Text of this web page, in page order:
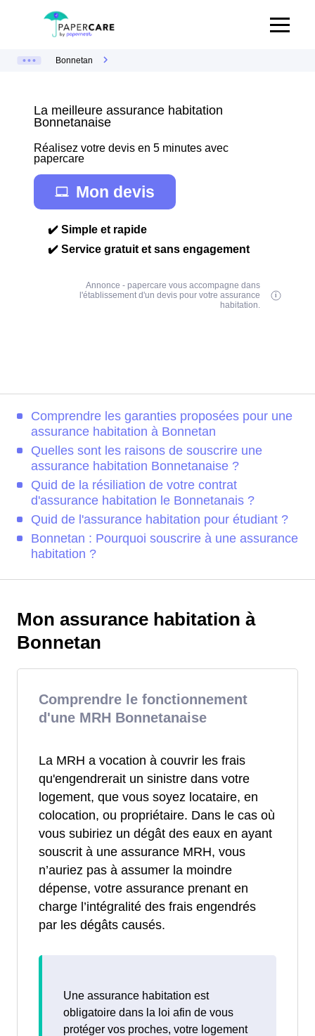
Bonnetan
La meilleure assurance habitation
Bonnetanaise
Réalisez votre devis en 5 minutes avec
papercare
Mon devis
✔️ Simple et rapide
✔️ Service gratuit et sans engagement
Annonce - papercare vous accompagne dans
l'établissement d'un devis pour votre assurance
habitation.
Comprendre les garanties proposées pour une
assurance habitation à Bonnetan
Quelles sont les raisons de souscrire une
assurance habitation Bonnetanaise ?
Quid de la résiliation de votre contrat
d'assurance habitation le Bonnetanais ?
Quid de l'assurance habitation pour étudiant ?
Bonnetan : Pourquoi souscrire à une assurance
habitation ?
Mon assurance habitation à
Bonnetan
Comprendre le fonctionnement
d'une MRH Bonnetanaise
La MRH a vocation à couvrir les frais
qu'engendrerait un sinistre dans votre
logement, que vous soyez locataire, en
colocation, ou propriétaire. Dans le cas où
vous subiriez un dégât des eaux en ayant
souscrit à une assurance MRH, vous
n’auriez pas à assumer la moindre
dépense, votre assurance prenant en
charge l’intégralité des frais engendrés
par les dégâts causés.
Une assurance habitation est
obligatoire dans la loi afin de vous
protéger vos proches, votre logement